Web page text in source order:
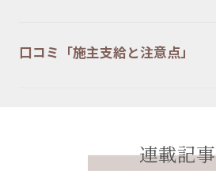
口コミ「施主支給と注意点」
連載記事